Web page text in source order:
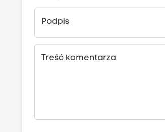
Podpis
Treść komentarza